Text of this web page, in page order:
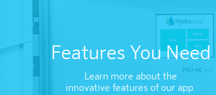
Features You Need
Learn more about the
innovative features of our app.